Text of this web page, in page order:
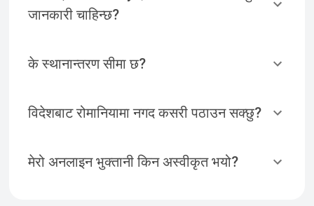
जानकारी चाहिन्छ?
के स्थानान्तरण सीमा छ?
विदेशबाट रोमानियामा नगद कसरी पठाउन सक्छु?
मेरो अनलाइन भुक्तानी किन अस्वीकृत भयो?